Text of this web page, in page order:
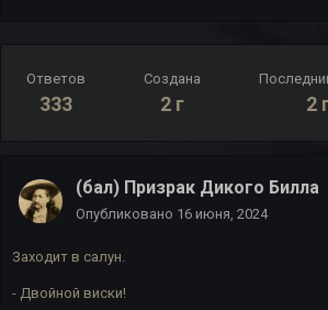
Ответов
333
Создана
2 г 2
(бал) Призрак Дикого Билла
Опубликовано 16 июня, 2024
Заходит в салун.
- Двойной виски!